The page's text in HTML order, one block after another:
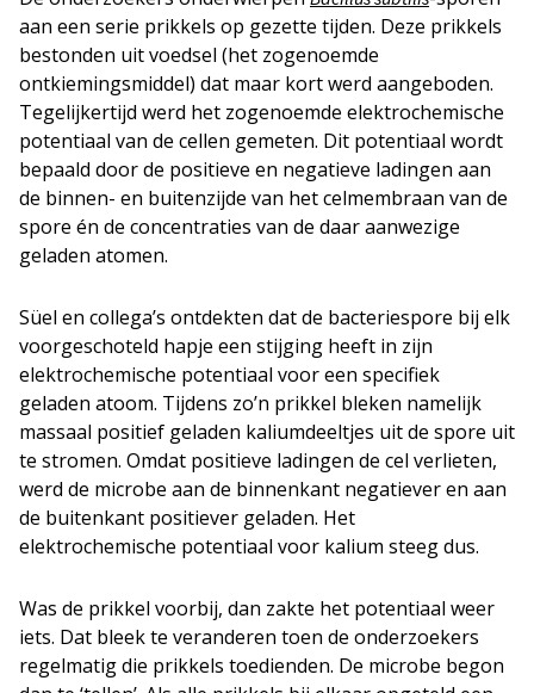
aan een serie prikkels op gezette tijden. Deze prikkels
bestonden uit voedsel (het zogenoemde
ontkiemingsmiddel) dat maar kort werd aangeboden.
Tegelijkertijd werd het zogenoemde elektrochemische
potentiaal van de cellen gemeten. Dit potentiaal wordt
bepaald door de positieve en negatieve ladingen aan
de binnen- en buitenzijde van het celmembraan van de
spore én de concentraties van de daar aanwezige
geladen atomen.
Süel en collega’s ontdekten dat de bacteriespore bij elk
voorgeschoteld hapje een stijging heeft in zijn
elektrochemische potentiaal voor een specifiek
geladen atoom. Tijdens zo’n prikkel bleken namelijk
massaal positief geladen kaliumdeeltjes uit de spore uit
te stromen. Omdat positieve ladingen de cel verlieten,
werd de microbe aan de binnenkant negatiever en aan
de buitenkant positiever geladen. Het
elektrochemische potentiaal voor kalium steeg dus.
Was de prikkel voorbij, dan zakte het potentiaal weer
iets. Dat bleek te veranderen toen de onderzoekers
regelmatig die prikkels toedienden. De microbe begon